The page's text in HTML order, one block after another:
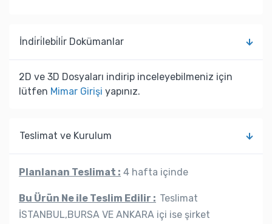
İndi̇ri̇lebi̇li̇r Dokümanlar
2D ve 3D Dosyaları indirip inceleyebilmeniz için
lütfen Mimar Girişi yapınız.
Teslimat ve Kurulum
Planlanan Teslimat : 4 hafta içinde
Bu Ürün Ne ile Teslim Edilir : Teslimat
İSTANBUL,BURSA VE ANKARA içi ise şirket